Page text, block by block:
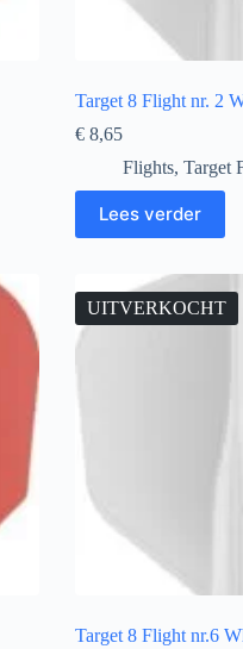
Target 8 Flight nr. 2
€8,65
Flights, Target
Lees verder
UITVERKOCHT
Target 8 Flight nr.6